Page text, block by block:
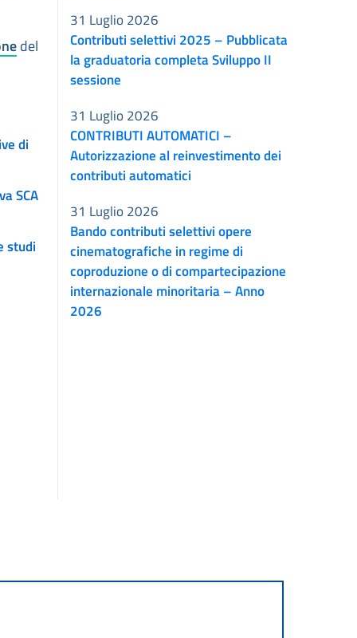
del
di
SCA
studi
Contributi selettivi 2025 – Pubblicata
la graduatoria completa Sviluppo II
sessione
31 Luglio 2026
CONTRIBUTI AUTOMATICI –
Autorizzazione al reinvestimento dei
contributi automatici
31 Luglio 2026
Bando contributi selettivi opere
cinematografiche in regime di
coproduzione o di compartecipazione
internazionale minoritaria – Anno
2026
31 Luglio 2026